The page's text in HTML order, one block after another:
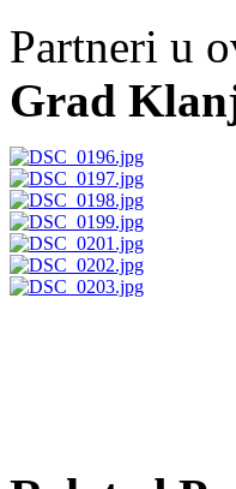
Partneri u
Grad